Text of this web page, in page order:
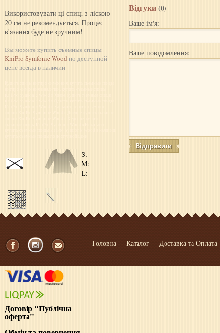
Використовувати ці спиці з ліскою
20 см не рекомендується. Процес
в'язання буде не зручним!
Вы можете купить съемные спицы
KniPro Symfonie Wood по доступной
цене всегда в наличии
S:
M:
L:
Відгуки(0)
Ваше ім'я:
Ваше повідомлення:
Договір "Публічна
оферта"
Головна Каталог Доставка та Оплата